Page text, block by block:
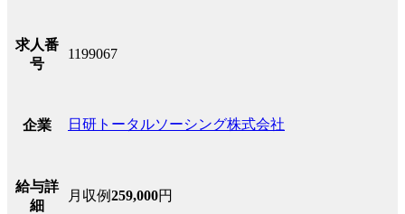
求人番
号
1199067
企業 日研トータルソーシング株式会社
給与詳
細
月収例259,000円